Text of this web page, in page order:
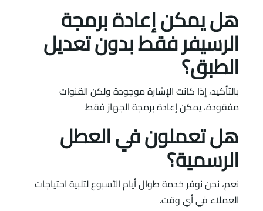
هل يمكن إعادة برمجة
الرسيفر فقط بدون تعديل
الطبق؟
بالتأكيد، إذا كانت الإشارة موجودة ولكن القنوات
مفقودة، يمكن إعادة برمجة الجهاز فقط.
هل تعملون في العطل
الرسمية؟
نعم، نحن نوفر خدمة طوال أيام الأسبوع لتلبية احتياجات
العملاء في أي وقت.